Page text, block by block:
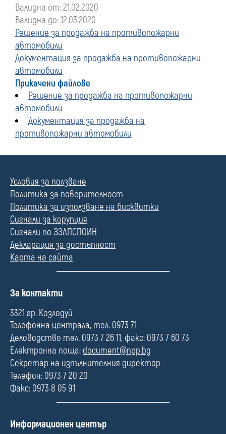
Валидна от: 21.02.2020
Валидна до: 12.03.2020
Решение за продажба на противопожарни
автомобили
Документация за продажба на противопожарни
автомобили
Прикачени файлове
Решение за продажба на противопожарни
автомобили
Документация за продажба на
противопожарни автомобили
Условия за ползване
Политика за поверителност
Политика за използване на бисквитки
Сигнали за корупция
Сигнали по ЗЗЛПСПОИН
Декларация за достъпност
Карта на сайта
П
л
е
За контакти
3321 гр. Козлодуй
Телефонна централа, тел. 0973 71
Деловодство тел. 0973 7 26 11, факс: 0973 7 60 73
Електронна поща: document@npp.bg
Секретар на изпълнителния директор
Телефон: 0973 7 20 20
Факс: 0973 8 05 91
П
Информационен център